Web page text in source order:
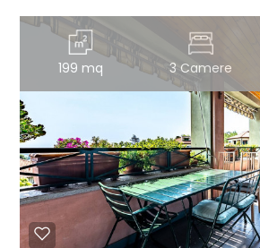
199 mq 3 Camere
4
5+
Bagni
minimi